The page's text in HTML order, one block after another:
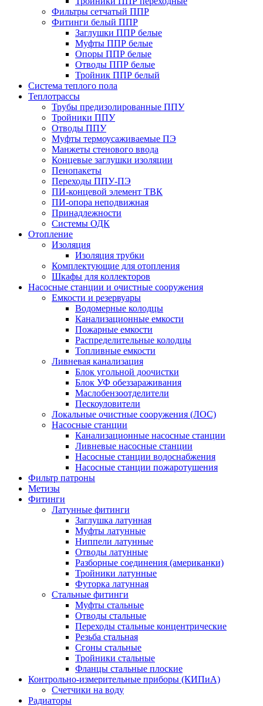
Фильтры сетчатый ППР
Фитинги белый ППР
Заглушки ППР белые
Муфты ППР белые
Опоры ППР белые
Отводы ППР белые
Тройник ППР белый
Система теплого пола
Теплотрассы
Трубы предизолированные ППУ
Тройники ППУ
Отводы ППУ
Муфты термоусаживаемые ПЭ
Манжеты стенового ввода
Концевые заглушки изоляции
Пенопакеты
Переходы ППУ-ПЭ
ПИ-концевой элемент ТВК
ПИ-опора неподвижная
Принадлежности
Системы ОДК
Отопление
Изоляция
Изоляция трубки
Комплектующие для отопления
Шкафы для коллекторов
Насосные станции и очистные сооружения
Емкости и резервуары
Водомерные колодцы
Канализационные емкости
Пожарные емкости
Распределительные колодцы
Топливные емкости
Ливневая канализация
Блок угольной доочистки
Блок УФ обеззараживания
Маслобензоотделители
Пескоуловители
Локальные очистные сооружения (ЛОС)
Насосные станции
Канализационные насосные станции
Ливневые насосные станции
Насосные станции водоснабжения
Насосные станции пожаротушения
Фильтр патроны
Метизы
Фитинги
Латунные фитинги
Заглушка латунная
Муфты латунные
Ниппели латунные
Отводы латунные
Разборные соединения (американки)
Тройники латунные
Футорка латунная
Стальные фитинги
Муфты стальные
Отводы стальные
Переходы стальные концентрические
Резьба стальная
Сгоны стальные
Тройники стальные
Фланцы стальные плоские
Контрольно-измерительные приборы (КИПиА)
Счетчики на воду
Радиаторы